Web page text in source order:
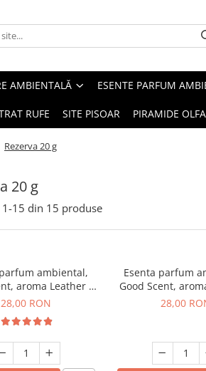
AMBIENTALĂ ESENTE PARFUM
RUFE SITE PISOAR PIRAMIDE
Rezerva 20 g
20 g
1-15 din 15 produse
ambiental,
aroma Leather &
Oudh, 20 g
28,00 RON
Esenta parfum
Good Scent,
Melon, 20
28,00